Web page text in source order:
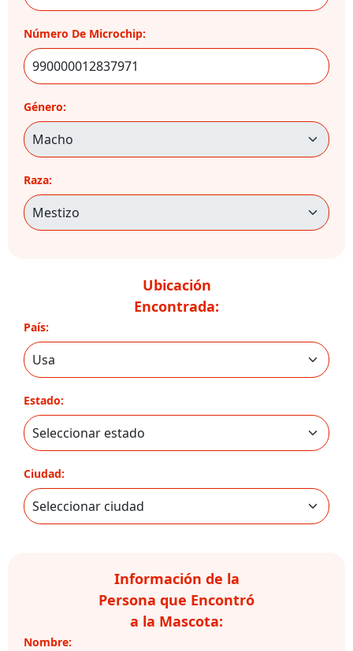
Número De Microchip:
Género:
Raza:
Ubicación
Encontrada:
País:
Estado:
Ciudad:
Información de la
Persona que Encontró
a la Mascota:
Nombre: